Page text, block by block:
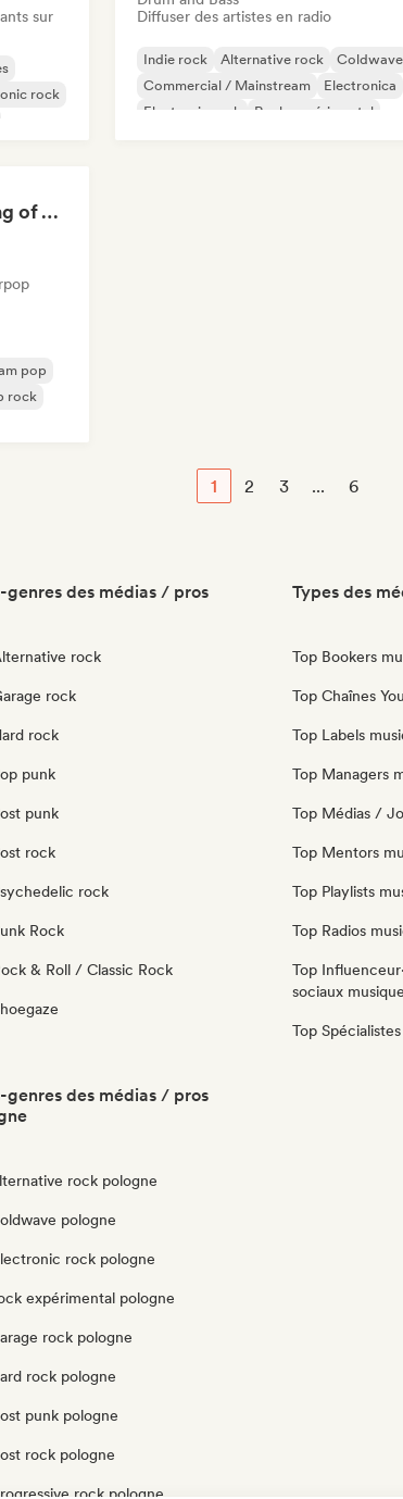
sur
rock
Diffuser des artistes en radio
Indie rock Alternative rock
Coldwave
Commercial / Mainstream
Electronica
Electronic rock
Rock expérimental
You're in a Coming of Age Movie
pop
rock
1 2 3 ... 6
genres des médias / pros
rock
rock
rock
punk
punk
rock
rock
Rock
& Roll / Classic Rock
Types des
Top Bookers
Top Chaînes
Top Labels
Top Managers
Top Médias /
Top Mentors
Top Playlists
Top Radios
Top
sociaux musique
Top
genres des médias / pros
rock pologne
pologne
rock pologne
expérimental pologne
rock pologne
rock pologne
punk pologne
rock pologne
rock pologne